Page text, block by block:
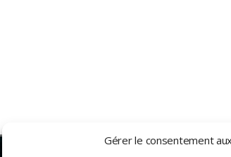
Gérer le consentement